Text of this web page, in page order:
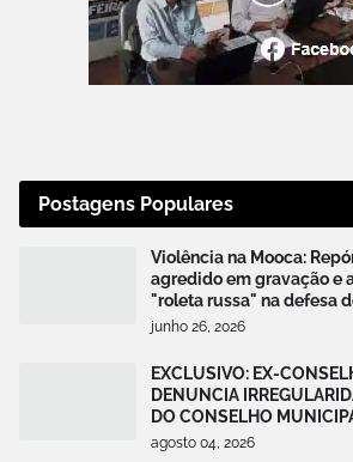
Postagens Populares
Violência na Mooca:
agredido em gravação e
"roleta russa" na defesa
junho 26, 2026
EXCLUSIVO: EX-
DENUNCIA
DO CONSELHO
agosto 04, 2026